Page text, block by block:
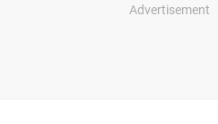
Advertisement